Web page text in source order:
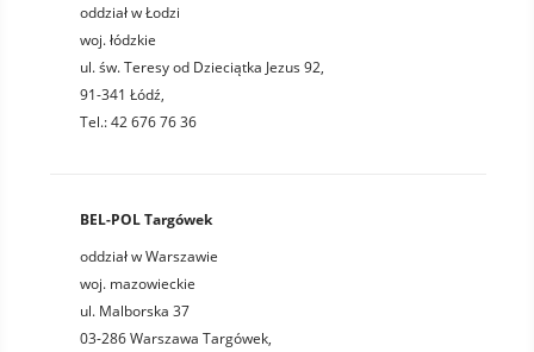
oddział w Łodzi
woj. łódzkie
ul. św. Teresy od Dzieciątka Jezus 92,
91-341 Łódź,
Tel.: 42 676 76 36
BEL-POL Targówek
oddział w Warszawie
woj. mazowieckie
ul. Malborska 37
03-286 Warszawa Targówek,